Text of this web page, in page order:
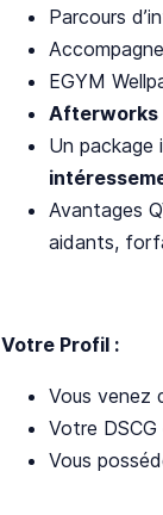
Parcours
EGYM
Afterworks
Un
Avantages
aidants,
Votre Profil :
Vous venez
Votre
Vous